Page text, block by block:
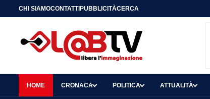
CHI SIAMOCONTATTIPUBBLICITÀCERCA
HOME CRONACA POLITICA ATTUALITÀ